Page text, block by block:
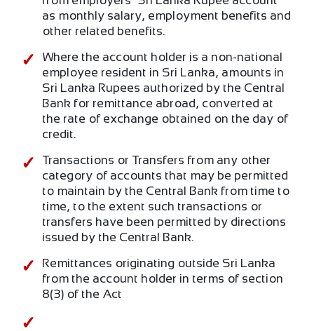
as monthly salary, employment benefits and
other related benefits.
Where the account holder is a non-national
employee resident in Sri Lanka, amounts in
Sri Lanka Rupees authorized by the Central
Bank for remittance abroad, converted at
the rate of exchange obtained on the day of
credit.
Transactions or Transfers from any other
category of accounts that may be permitted
to maintain by the Central Bank from time to
time, to the extent such transactions or
transfers have been permitted by directions
issued by the Central Bank.
Remittances originating outside Sri Lanka
from the account holder in terms of section
8(3) of the Act